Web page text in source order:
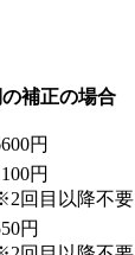
補正の場合
円
円
回目以降不要
円